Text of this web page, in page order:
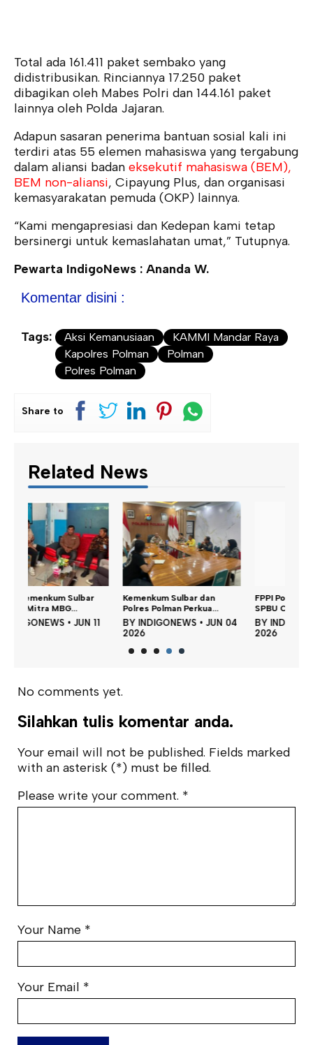
Total ada 161.411 paket sembako yang
didistribusikan. Rinciannya 17.250 paket
dibagikan oleh Mabes Polri dan 144.161 paket
lainnya oleh Polda Jajaran.
Adapun sasaran penerima bantuan sosial kali ini
terdiri atas 55 elemen mahasiswa yang tergabung
dalam aliansi badan eksekutif mahasiswa (BEM),
BEM non-aliansi, Cipayung Plus, dan organisasi
kemasyarakatan pemuda (OKP) lainnya.
“Kami mengapresiasi dan Kedepan kami tetap
bersinergi untuk kemaslahatan umat,” Tutupnya.
Pewarta IndigoNews : Ananda W.
Komentar disini :
Tags: Aksi Kemanusiaan
KAMMI Mandar Raya
Kapolres Polman
Polman
Polres Polman
Share to
Related News
Kemenkum Sulbar dan
Polres Polman Perkua...
BY INDIGONEWS
JUN 04
FPPI Polman Desak Manajer
SPBU Campalagi...
BY INDIGONEWS
MEI 25
No comments yet.
Silahkan tulis komentar anda.
Your email will not be published. Fields marked
with an asterisk (*) must be filled.
Please write your comment. *
Your Name *
Your Email *